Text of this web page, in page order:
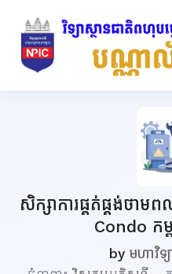
សិក្សាការផ្គត់ផ្គង់ថាម
Condo ក
by មហាវិ